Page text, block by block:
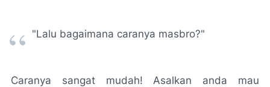
"Lalu bagaimana caranya masbro?"
Caranya sangat mudah! Asalkan anda mau